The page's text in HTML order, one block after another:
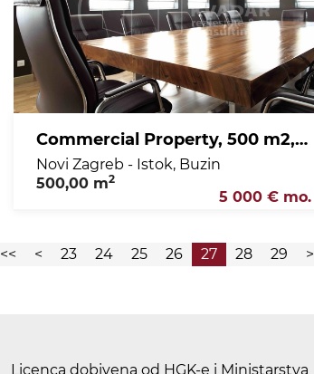
Commercial Property, 500 m2, For Rent, Novi Zagreb - Istok - Buzin
Novi Zagreb - Istok, Buzin
500,00 m2
5 000 € mo.
<< < 23 24 25 26 27 28 29 >
Licenca dobivena od HGK-e i Ministarstva